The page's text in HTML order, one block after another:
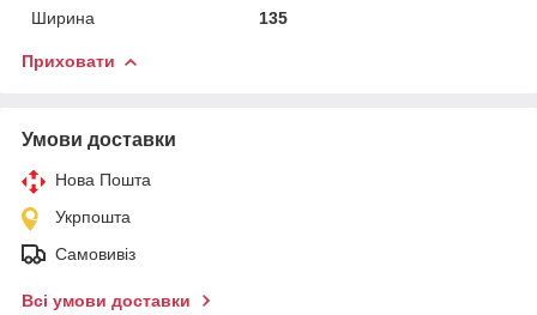
Ширина
135
Приховати
Умови доставки
Нова Пошта
Укрпошта
Самовивіз
Всі умови доставки